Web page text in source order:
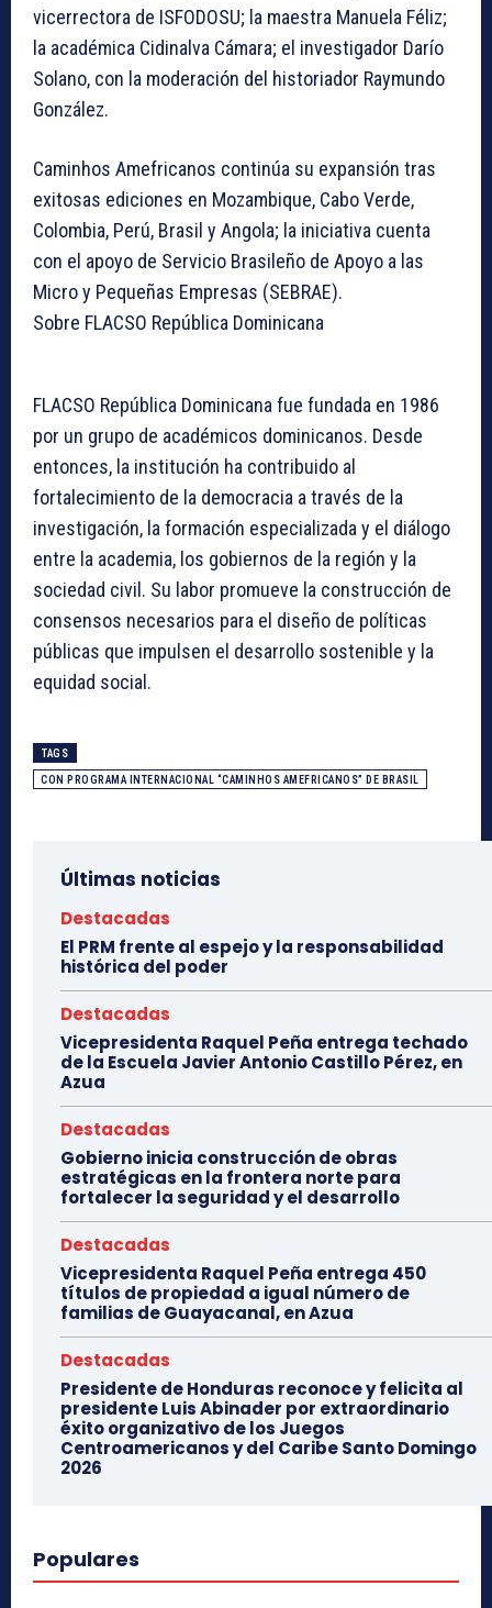
vicerrectora de ISFODOSU; la maestra Manuela Féliz;
la académica Cidinalva Cámara; el investigador Darío
Solano, con la moderación del historiador Raymundo
González.
Caminhos Amefricanos continúa su expansión tras
exitosas ediciones en Mozambique, Cabo Verde,
Colombia, Perú, Brasil y Angola; la iniciativa cuenta
con el apoyo de Servicio Brasileño de Apoyo a las
Micro y Pequeñas Empresas (SEBRAE).
Sobre FLACSO República Dominicana
FLACSO República Dominicana fue fundada en 1986
por un grupo de académicos dominicanos. Desde
entonces, la institución ha contribuido al
fortalecimiento de la democracia a través de la
investigación, la formación especializada y el diálogo
entre la academia, los gobiernos de la región y la
sociedad civil. Su labor promueve la construcción de
consensos necesarios para el diseño de políticas
públicas que impulsen el desarrollo sostenible y la
equidad social.
TAGS
CON PROGRAMA INTERNACIONAL “CAMINHOS AMEFRICANOS” DE BRASIL
Últimas noticias
Destacadas
El PRM frente al espejo y la responsabilidad
histórica del poder
Destacadas
Vicepresidenta Raquel Peña entrega techado
de la Escuela Javier Antonio Castillo Pérez, en
Azua
Destacadas
Gobierno inicia construcción de obras
estratégicas en la frontera norte para
fortalecer la seguridad y el desarrollo
Destacadas
Vicepresidenta Raquel Peña entrega 450
títulos de propiedad a igual número de
familias de Guayacanal, en Azua
Destacadas
Presidente de Honduras reconoce y felicita al
presidente Luis Abinader por extraordinario
éxito organizativo de los Juegos
Centroamericanos y del Caribe Santo Domingo
2026
Populares